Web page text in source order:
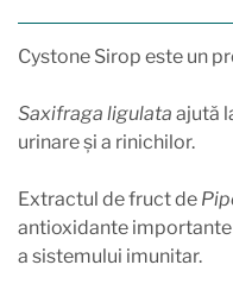
Cystone Sirop este un
Saxifraga ligulata ajută
urinare și a rinichilor.
Extractul de fruct de
antioxidante
a sistemului imunitar.